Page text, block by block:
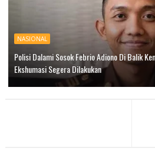
NASIONAL
Polisi Dalami Sosok Febrio Adiono Di Balik
Ekshumasi Segera Dilakukan